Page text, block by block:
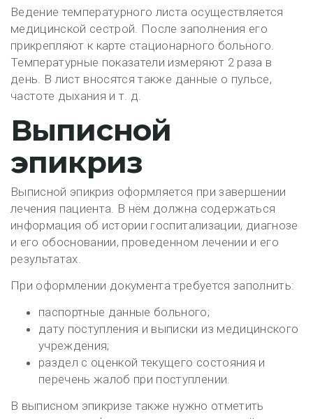
Ведение температурного листа осуществляется
медицинской сестрой. После заполнения его
прикрепляют к карте стационарного больного.
Температурные показатели измеряют 2 раза в
день. В лист вносятся также данные о пульсе,
частоте дыхания и т. д.
Выписной
эпикриз
Выписной эпикриз оформляется при завершении
лечения пациента. В нём должна содержаться
информация об истории госпитализации, диагнозе
и его обосновании, проведенном лечении и его
результатах.
При оформлении документа требуется заполнить:
паспортные данные больного;
дату поступления и выписки из медицинского
учреждения;
раздел с оценкой текущего состояния и
перечень жалоб при поступлении.
В выписном эпикризе также нужно отметить